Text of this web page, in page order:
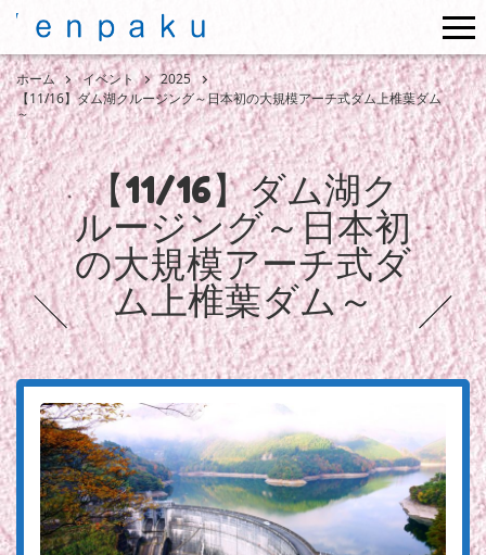
ホーム イベント
2025
【11/16】ダム湖クルージング～日本初の大規模アーチ式ダム上椎葉ダム
～
【11/16】ダム湖ク
ルージング～日本初
の大規模アーチ式ダ
ム上椎葉ダム～